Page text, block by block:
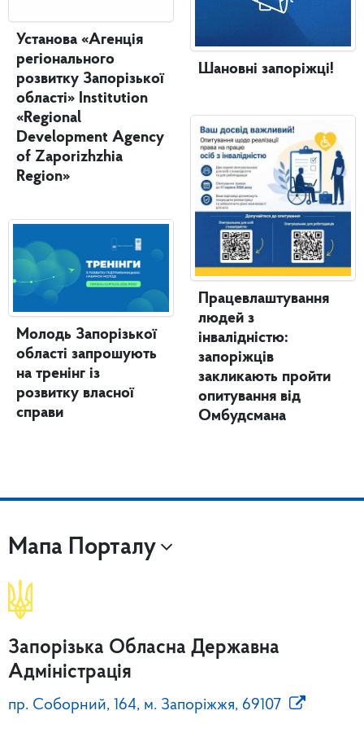
Установа «Агенція
регіонального
розвитку Запорізької
області» Institution
«Regional
Development Agency
of Zaporizhzhia
Region»
Молодь Запорізької
області запрошують
на тренінг із
розвитку власної
справи
Шановні запоріжці!
Працевлаштування
людей з
інвалідністю:
запоріжців
закликають пройти
опитування від
Омбудсмана
Мапа Порталу
Запорізька Обласна Державна
Адміністрація
пр. Соборний, 164, м. Запоріжжя, 69107